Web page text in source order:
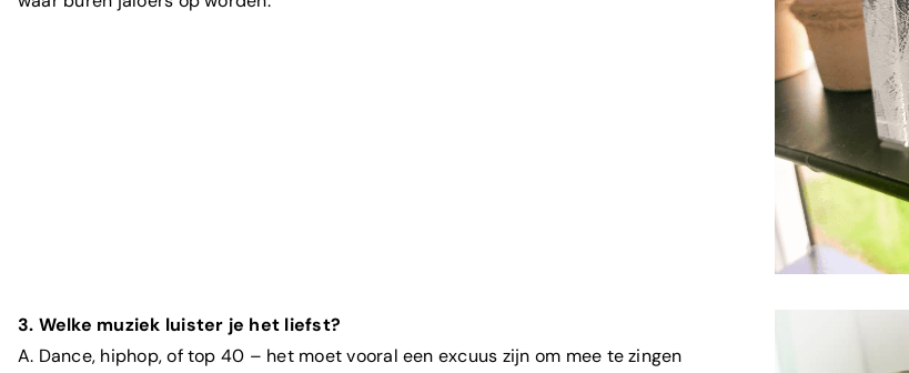
3. Welke muziek luister je het liefst?
A. Dance, hiphop, of top 40 – het moet vooral een excuus zijn om mee te zingen